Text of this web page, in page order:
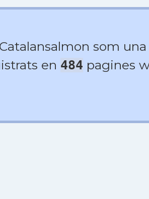
Catalansalmon som
en 484 pagines